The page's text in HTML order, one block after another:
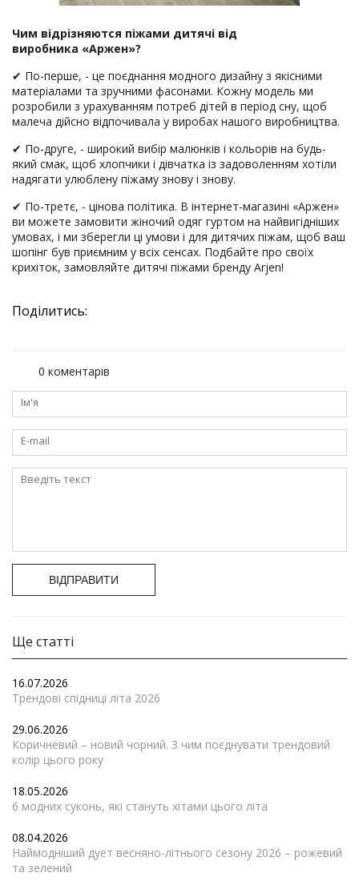
Чим відрізняются піжами дитячі від
виробника «Аржен»?
✔ По-перше, - це поєднання модного дизайну з якісними
матеріалами та зручними фасонами. Кожну модель ми
розробили з урахуванням потреб дітей в період сну, щоб
малеча дійсно відпочивала у виробах нашого виробництва.
✔ По-друге, - широкий вибір малюнків і кольорів на будь-
який смак, щоб хлопчики і дівчатка із задоволенням хотіли
надягати улюблену піжаму знову і знову.
✔ По-третє, - цінова політика. В інтернет-магазині «Аржен»
ви можете замовити жіночий одяг гуртом на найвигідніших
умовах, і ми зберегли ці умови і для дитячих піжам, щоб ваш
шопінг був приємним у всіх сенсах. Подбайте про своїх
крихіток, замовляйте дитячі піжами бренду Arjen!
Поділитись:
0 коментарів
ВІДПРАВИТИ
Ще статті
16.07.2026
Трендові спідниці літа 2026
29.06.2026
Коричневий – новий чорний. З чим поєднувати трендовий
колір цього року
18.05.2026
6 модних суконь, які стануть хітами цього літа
08.04.2026
Наймодніший дует весняно-літнього сезону 2026 – рожевий
та зелений